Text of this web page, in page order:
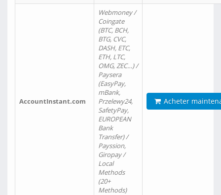
AccountInstant.com
Webmoney /
Coingate
(BTC, BCH,
BTG, CVC,
DASH, ETC,
ETH, LTC,
OMG, ZEC…) /
Paysera
(EasyPay,
mBank,
Przelewy24,
SafetyPay,
EUROPEAN
Bank
Transfer) /
Payssion,
Giropay /
Local
Methods
(20+
Methods)
Acheter